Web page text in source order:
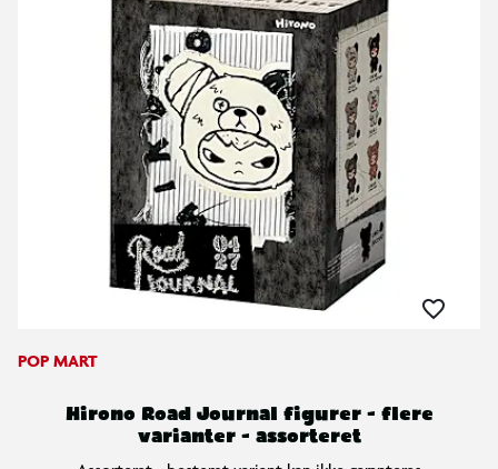
POP MART
Hirono Road Journal figurer - flere
varianter - assorteret